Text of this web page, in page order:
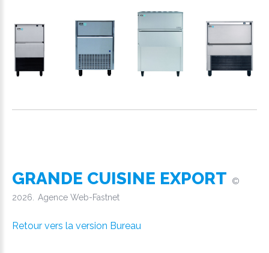
GRANDE CUISINE EXPORT
©
2026
Agence Web-Fastnet
Retour vers la version Bureau